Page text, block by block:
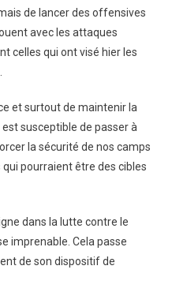
de lancer des offensives
avec les attaques
celles qui ont visé hier les
et surtout de maintenir la
susceptible de passer à
la sécurité de nos camps
pourraient être des cibles
dans la lutte contre le
imprenable. Cela passe
de son dispositif de